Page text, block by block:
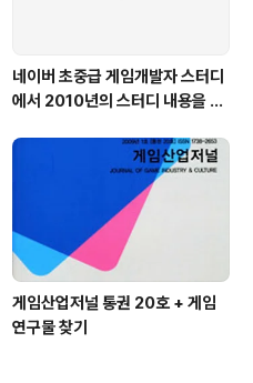
네이버 초중급 게임개발자 스터디
에서 2010년의 스터디 내용을 공
게임산업저널 통권 20호 + 게임
연구물 찾기